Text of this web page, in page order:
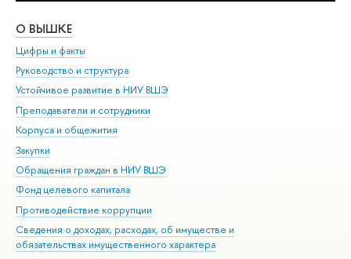
О ВЫШКЕ
Цифры и факты
Руководство и структура
Устойчивое развитие в НИУ ВШЭ
Преподаватели и сотрудники
Корпуса и общежития
Закупки
Обращения граждан в НИУ ВШЭ
Фонд целевого капитала
Противодействие коррупции
Сведения о доходах, расходах, об имуществе и
обязательствах имущественного характера